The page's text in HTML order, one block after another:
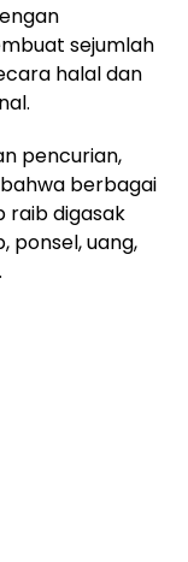
sejumlah
halal dan
pencurian,
berbagai
raib digasak
ponsel, uang,